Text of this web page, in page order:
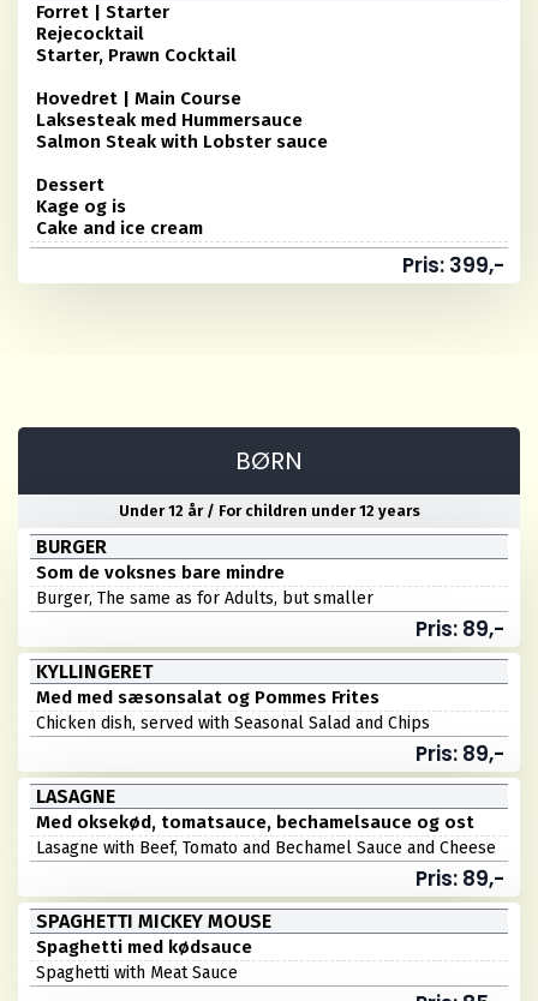
Forret | Starter
Rejecocktail
Starter, Prawn Cocktail
Hovedret | Main Course
Laksesteak med Hummersauce
Salmon Steak with Lobster sauce
Dessert
Kage og is
Cake and ice cream
Pris: 399,-
BØRN
Under 12 år / For children under 12 years
BURGER
Som de voksnes bare mindre
Burger, The same as for Adults, but smaller
Pris: 89,-
KYLLINGERET
Med med sæsonsalat og Pommes Frites
Chicken dish, served with Seasonal Salad and Chips
Pris: 89,-
LASAGNE
Med oksekød, tomatsauce, bechamelsauce og ost
Lasagne with Beef, Tomato and Bechamel Sauce and Cheese
Pris: 89,-
SPAGHETTI MICKEY MOUSE
Spaghetti med kødsauce
Spaghetti with Meat Sauce